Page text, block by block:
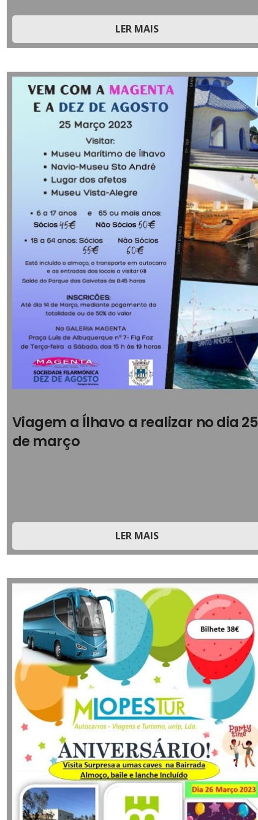
LER MAIS
Viagem a Ílhavo a realizar no dia 25
de março
LER MAIS